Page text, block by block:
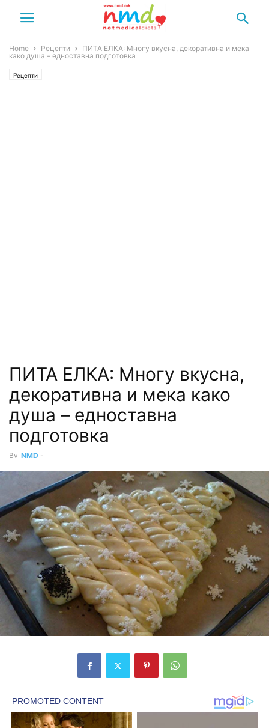
Home Рецепти
ПИТА ЕЛКА: Многу вкусна, декоративна и мека
како душа – едноставна подготовка
Рецепти
ПИТА ЕЛКА: Многу вкусна,
декоративна и мека како
душа – едноставна
подготовка
By NMD -